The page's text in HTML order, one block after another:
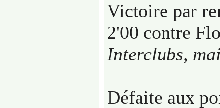
Victoire par
2'00 contre
Interclubs,
Défaite aux